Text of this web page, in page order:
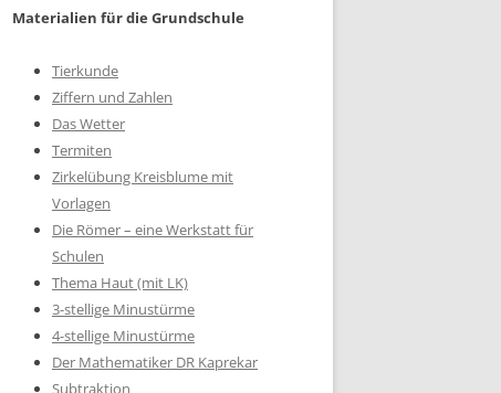
Materialien für die Grundschule
Tierkunde
Ziffern und Zahlen
Das Wetter
Termiten
Zirkelübung Kreisblume mit
Vorlagen
Die Römer – eine Werkstatt für
Schulen
Thema Haut (mit LK)
3-stellige Minustürme
4-stellige Minustürme
Der Mathematiker DR Kaprekar
Subtraktion